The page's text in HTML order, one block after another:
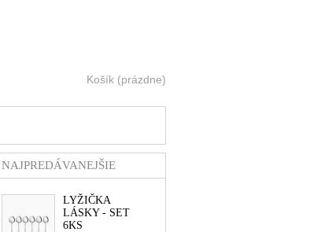
Košík (prázdne)
NAJPREDÁVANEJŠIE
LYŽIČKA
LÁSKY - SET
6KS